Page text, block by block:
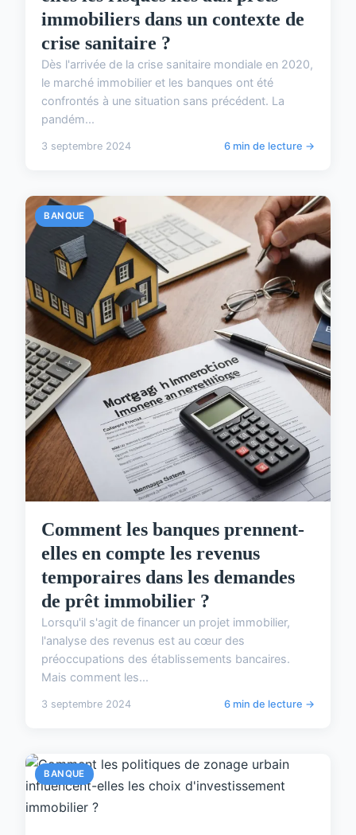
immobiliers dans un contexte de
crise sanitaire ?
Dès l'arrivée de la crise sanitaire mondiale en 2020,
le marché immobilier et les banques ont été
confrontés à une situation sans précédent. La
pandém...
3 septembre 2024 6 min de lecture →
BANQUE
Comment les banques prennent-
elles en compte les revenus
temporaires dans les demandes
de prêt immobilier ?
Lorsqu'il s'agit de financer un projet immobilier,
l'analyse des revenus est au cœur des
préoccupations des établissements bancaires.
Mais comment les...
3 septembre 2024 6 min de lecture →
BANQUE